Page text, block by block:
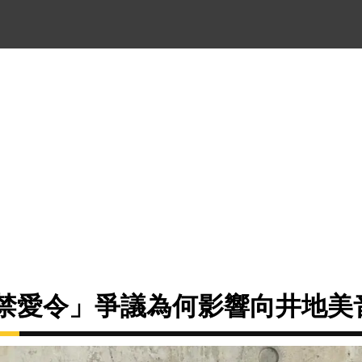
愛令」爭議為何影響向井地美